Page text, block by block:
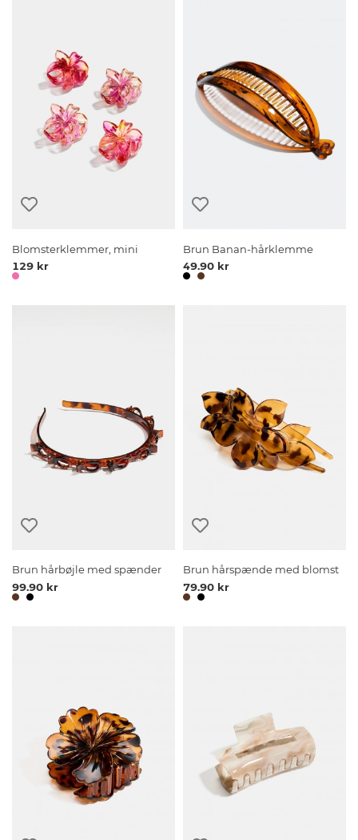
Blomsterklemmer, mini
129 kr
Brun Banan-hårklemme
49.90 kr
Brun hårbøjle med spænder
99.90 kr
Brun hårspænde med blomst
79.90 kr